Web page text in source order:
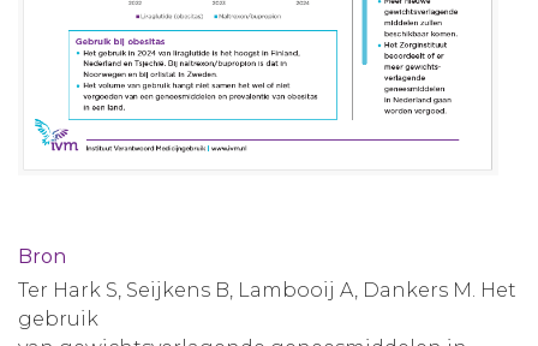
Bron
Ter Hark S, Seijkens B, Lambooij A, Dankers M. Het
gebruik